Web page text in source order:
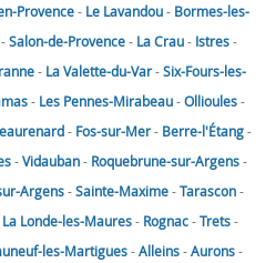
Provence- Le Lavandou- Bormes-les-
Salon-de-Provence- La Crau- Istres-
- La Valette-du-Var-Six-Fours-les-
- Les Pennes-Mirabeau-Ollioules-
- Fos-sur-Mer- Berre-l'Étang-
-Vidauban- Roquebrune-sur-Argens-
Argens-Sainte-Maxime-Tarascon-
La Londe-les-Maures- Rognac-Trets-
les-Martigues-Alleins-Aurons-